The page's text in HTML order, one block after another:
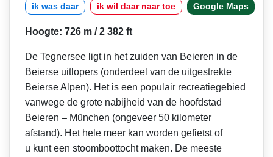
ik was daar ik wil daar naar toe Google Maps
Hoogte: 726 m / 2 382 ft
De Tegnersee ligt in het zuiden van Beieren in de
Beierse uitlopers (onderdeel van de uitgestrekte
Beierse Alpen). Het is een populair recreatiegebied
vanwege de grote nabijheid van de hoofdstad
Beieren – München (ongeveer 50 kilometer
afstand). Het hele meer kan worden gefietst of
u kunt een stoomboottocht maken. De meeste